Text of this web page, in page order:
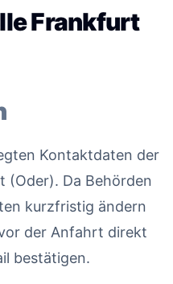
Frankfurt
Kontaktdaten der
(Oder). Da Behörden
kurzfristig ändern
der Anfahrt direkt
bestätigen.